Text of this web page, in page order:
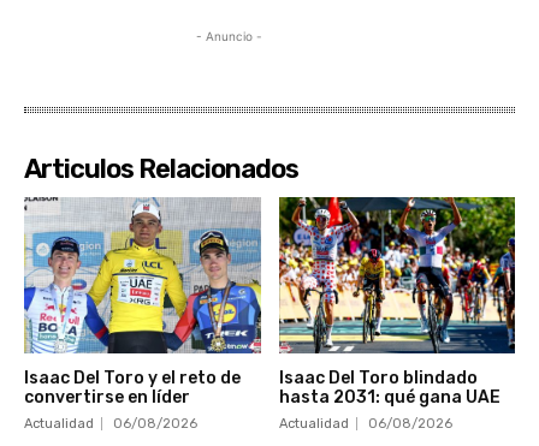
- Anuncio -
Articulos Relacionados
Isaac Del Toro y el reto de
convertirse en líder
Actualidad 06/08/2026
Isaac Del Toro blindado
hasta 2031: qué gana UAE
Actualidad 06/08/2026